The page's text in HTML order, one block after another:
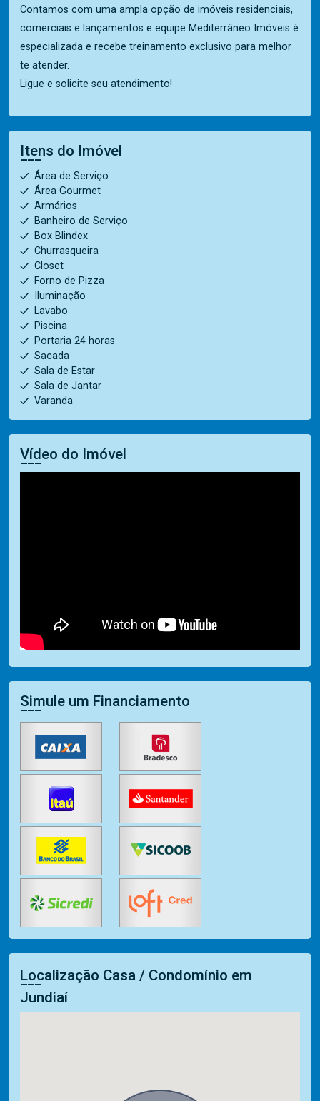
Contamos com uma ampla opção de imóveis residenciais,
comerciais e lançamentos e equipe Mediterrâneo Imóveis é
especializada e recebe treinamento exclusivo para melhor
te atender.
Ligue e solicite seu atendimento!
Itens do Imóvel
Área de Serviço
Área Gourmet
Armários
Banheiro de Serviço
Box Blindex
Churrasqueira
Closet
Forno de Pizza
Iluminação
Lavabo
Piscina
Portaria 24 horas
Sacada
Sala de Estar
Sala de Jantar
Varanda
Vídeo do Imóvel
Simule um Financiamento
Localização Casa / Condomínio em
Jundiaí